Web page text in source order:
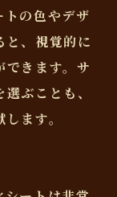
トの色やデザ
と、視覚的に
できます。サ
ぶことも、
ます。